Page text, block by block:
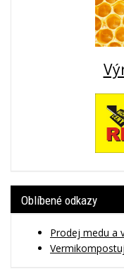
Oblíbené odkazy
Prodej medu a